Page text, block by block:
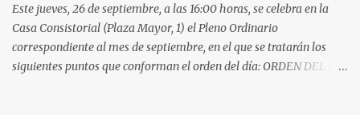
cama, en el pasillo, sin mantas y sin poder descansar. Su hija, que
ha denunciado el caso y que grabó un vídeo de la situación
extrema, aseguró que los pasillos estaban repletos de enfermos y
que faltaban médicos por las vacaciones de Navidad, además de
Este jueves, 26 de septiembre, a las 16:00 horas, se celebra en la
Casa Consistorial (Plaza Mayor, 1) el Pleno Ordinario
correspondiente al mes de septiembre, en el que se tratarán los
siguientes puntos que conforman el orden del día: ORDEN DEL DÍA